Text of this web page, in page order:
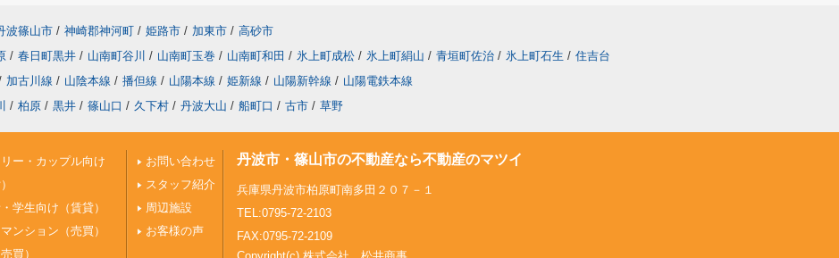
波篠山市 / 神崎郡神河町 / 姫路市 / 加東市 / 高砂市
/ 春日町黒井 / 山南町谷川 / 山南町玉巻 / 山南町和田 / 氷上町成松 / 氷上町絹山 / 青垣町佐治 / 氷上町石生 / 住吉台
加古川線 / 山陰本線 / 播但線 / 山陽本線 / 姫新線 / 山陽新幹線 / 山陽電鉄本線
/ 柏原 / 黒井 / 篠山口 / 久下村 / 丹波大山 / 船町口 / 古市 / 草野
ー・カップル向け
学生向け（賃貸）
ンション（売買）
買）
お問い合わせ
スタッフ紹介
周辺施設
お客様の声
丹波市・篠山市の不動産なら不動産のマツイ
兵庫県丹波市柏原町南多田２０７－１
TEL:0795-72-2103
FAX:0795-72-2109